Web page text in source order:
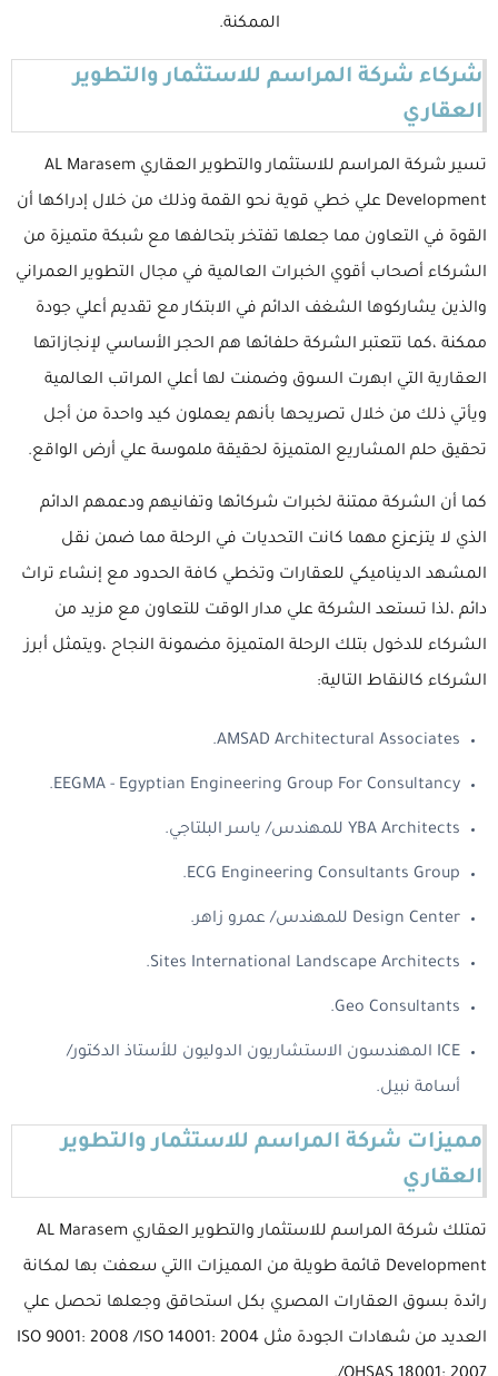
الممكنة.
شركاء شركة المراسم للاستثمار والتطوير
العقاري
تسير شركة المراسم للاستثمار والتطوير العقاري AL Marasem
Development علي خطي قوية نحو القمة وذلك من خلال إدراكها أن
القوة في التعاون مما جعلها تفتخر بتحالفها مع شبكة متميزة من
الشركاء أصحاب أقوي الخبرات العالمية في مجال التطوير العمراني
والذين يشاركوها الشغف الدائم في الابتكار مع تقديم أعلي جودة
ممكنة ،كما تتعتبر الشركة حلفائها هم الحجر الأساسي لإنجازاتها
العقارية التي ابهرت السوق وضمنت لها أعلي المراتب العالمية
ويأتي ذلك من خلال تصريحها بأنهم يعملون كيد واحدة من أجل
تحقيق حلم المشاريع المتميزة لحقيقة ملموسة علي أرض الواقع.
كما أن الشركة ممتنة لخبرات شركائها وتفانيهم ودعمهم الدائم
الذي لا يتزعزع مهما كانت التحديات في الرحلة مما ضمن نقل
المشهد الديناميكي للعقارات وتخطي كافة الحدود مع إنشاء تراث
دائم ،لذا تستعد الشركة علي مدار الوقت للتعاون مع مزيد من
الشركاء للدخول بتلك الرحلة المتميزة مضمونة النجاح ،ويتمثل أبرز
الشركاء كالنقاط التالية:
AMSAD Architectural Associates.
EEGMA - Egyptian Engineering Group For Consultancy.
YBA Architects للمهندس/ ياسر البلتاجي.
ECG Engineering Consultants Group.
Design Center للمهندس/ عمرو زاهر.
Sites International Landscape Architects.
Geo Consultants.
ICE المهندسون الاستشاريون الدوليون للأستاذ الدكتور/
أسامة نبيل.
مميزات شركة المراسم للاستثمار والتطوير
العقاري
تمتلك شركة المراسم للاستثمار والتطوير العقاري AL Marasem
Development قائمة طويلة من المميزات االتي سعفت بها لمكانة
رائدة بسوق العقارات المصري بكل استحاقق وجعلها تحصل علي
العديد من شهادات الجودة مثل ISO 9001: 2008 /ISO 14001: 2004